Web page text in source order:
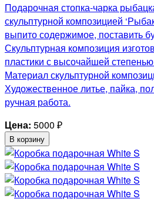
Подарочная стопка-чарка
скульптурной композицией
выпито содержимое, поставить
Скульптурная композиция
пластики с высочайшей
Материал скульптурной
Художественное литье, пайка,
ручная работа.
Цена: 5000 ₽
В корзину